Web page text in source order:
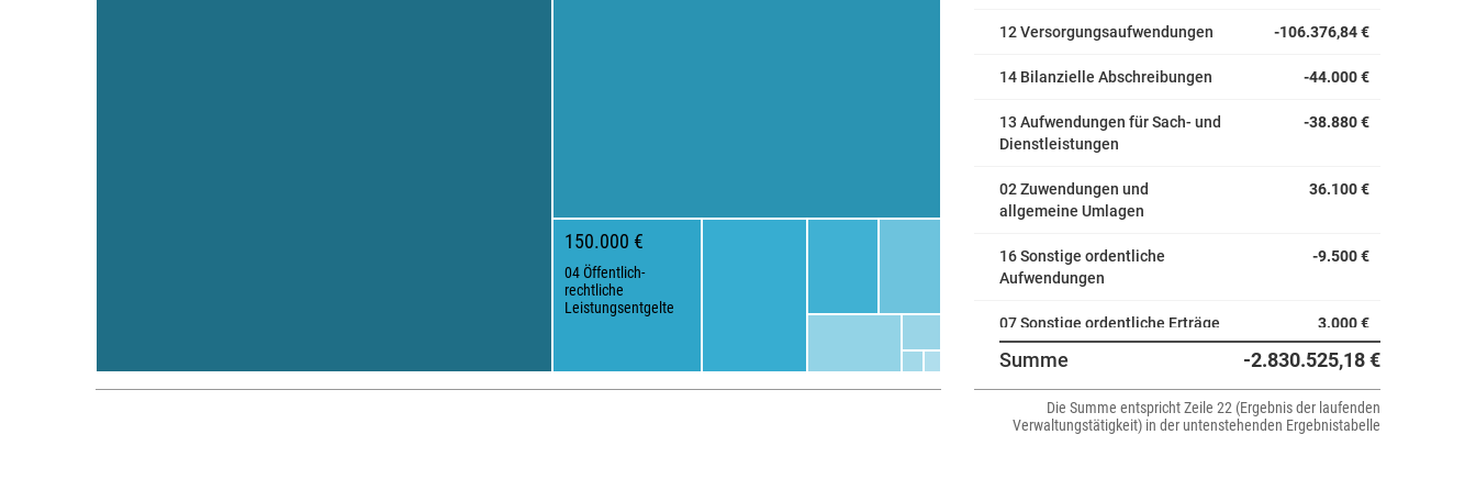
150.000 €
04 Öffentlich-
rechtliche
Leistungsentgelte
12 Versorgungsaufwendungen -106.376,84 €
14 Bilanzielle Abschreibungen -44.000 €
13 Aufwendungen für Sach- und
Dienstleistungen
-38.880 €
02 Zuwendungen und
allgemeine Umlagen
36.100 €
16 Sonstige ordentliche
Aufwendungen
-9.500 €
07 Sonstige ordentliche Erträge 3.000 €
05 Privatrechtliche
Leistungsentgelte
2.500 €
Summe -2.830.525,18 €
Die Summe entspricht Zeile 22 (Ergebnis der laufenden
Verwaltungstätigkeit) in der untenstehenden Ergebnistabelle